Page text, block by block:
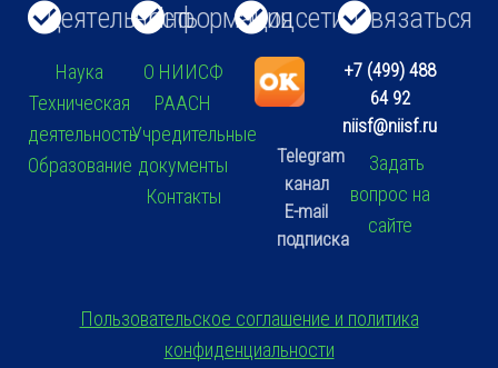
Деятельность
Наука
Техническая
деятельность
Образование
Информация
О НИИСФ
РААСН
Учредительные
документы
Контакты
Соцсети
Telegram
канал
E-mail
подписка
Связаться
+7 (499) 488
64 92
niisf@niisf.ru
Задать
вопрос на
сайте
Пользовательское соглашение и политика
конфиденциальности